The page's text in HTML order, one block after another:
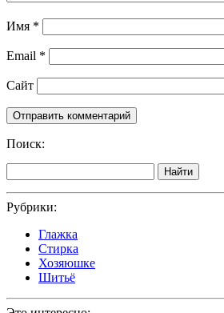
Имя *
Email *
Сайт
Поиск:
Найти
Рубрики:
Глажка
Стирка
Хозяюшке
Шитьё